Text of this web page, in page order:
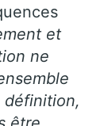
et
ne
définition,